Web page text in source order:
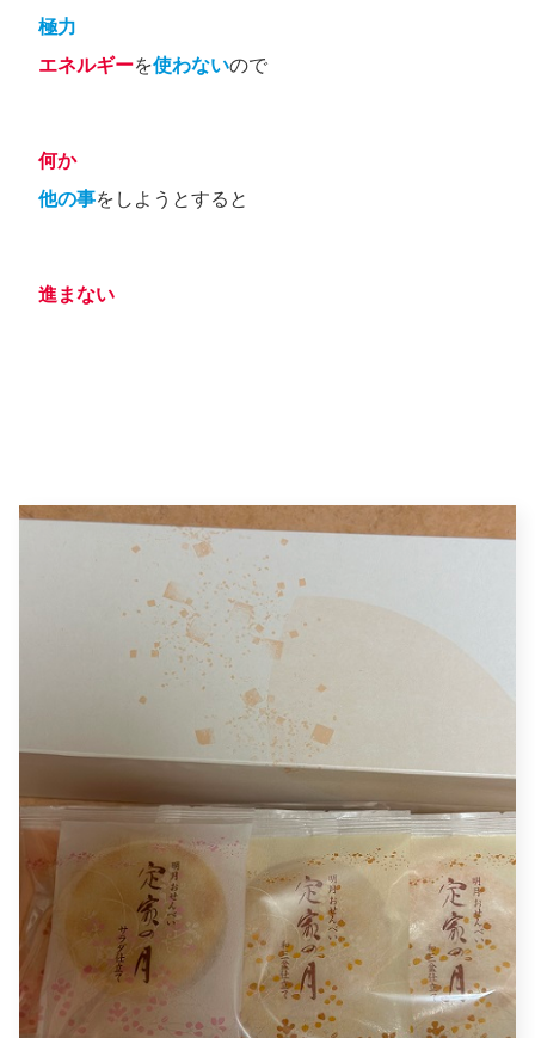
極力
エネルギーを使わないので
何か
他の事をしようとすると
進まない